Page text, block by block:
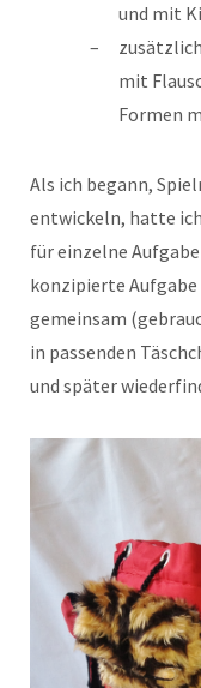
und mit
mit
Formen
Als ich begann,
entwickeln, hatte
für einzelne
konzipierte Aufgabe
gemeinsam
in passenden
und später